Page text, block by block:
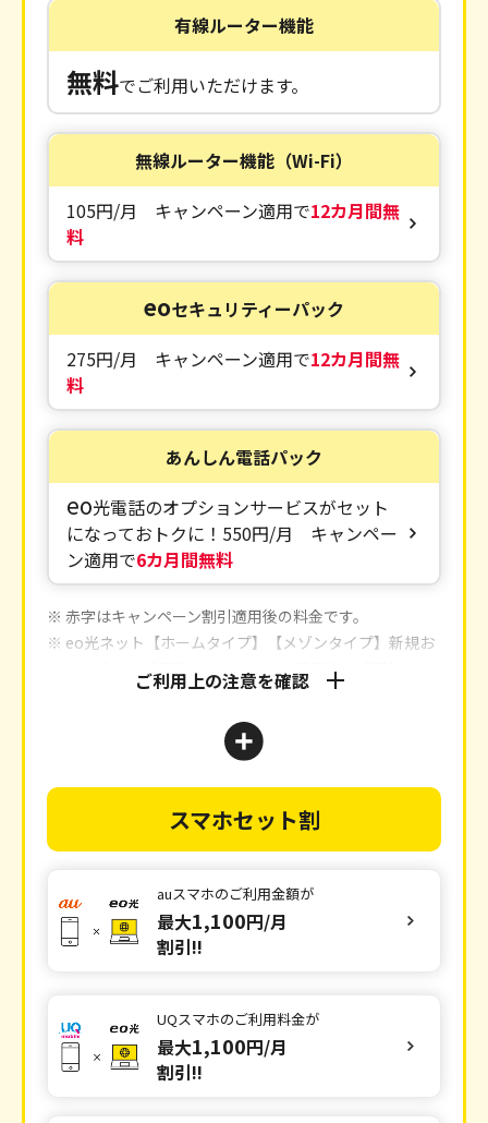
有線ルーター機能
無料でご利用いただけます。
無線ルーター機能（Wi-Fi）
105円/月 キャンペーン適用で12カ月間無
料
eoセキュリティーパック
275円/月 キャンペーン適用で12カ月間無
料
あんしん電話パック
eo光電話のオプションサービスがセット
になっておトクに！ 550円/月 キャンペー
ン適用で6カ月間無料
※ 赤字はキャンペーン割引適用後の料金です。
※ eo光ネット【ホームタイプ】【メゾンタイプ】新規お
申し込み、「 即割（そくわり）
」適用時。「即割」は
2年間のご利用が条件となります。
※ eo光ネットのご利用には、1契約回線ごとにブロード
バンドユニバーサルサービス料が別途必要となりま
※ eo光電話のご利用には、通話料、電話ユニバーサルサ
ービス料および電話リレーサービス料が別途必要とな
ります。
ギガトクトク割」「eo光電話パック割」「eo光テレ
ビパック割」「CSパック割」の適用が条件です。詳
こちらをご確認ください。
ギガトクトク割」「eo光電話パック割」「eo光テレ
ビパック割」の適用が条件です。詳しくは
確認ください。
※3 「eo暮らしスタート割」「eoの10ギガ割」「eoの10
ご利用上の注意を確認
スマホセット割
auスマホのご利用金額が
最大1,100円/月
割引!!
UQスマホのご利用料金が
最大1,100円/月
割引!!